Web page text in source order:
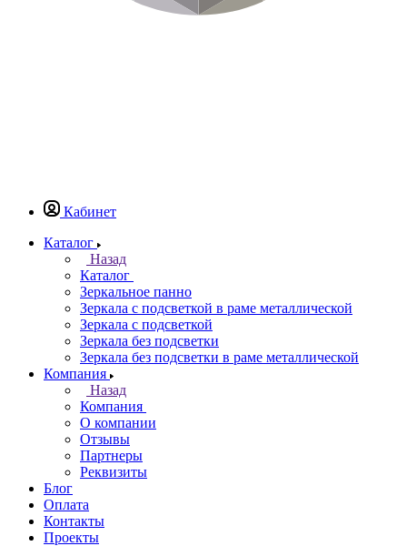
Кабинет
Каталог
Назад
Каталог
Зеркальное панно
Зеркала с подсветкой в раме металлической
Зеркала с подсветкой
Зеркала без подсветки
Зеркала без подсветки в раме металлической
Компания
Назад
Компания
О компании
Отзывы
Партнеры
Реквизиты
Блог
Оплата
Контакты
Проекты